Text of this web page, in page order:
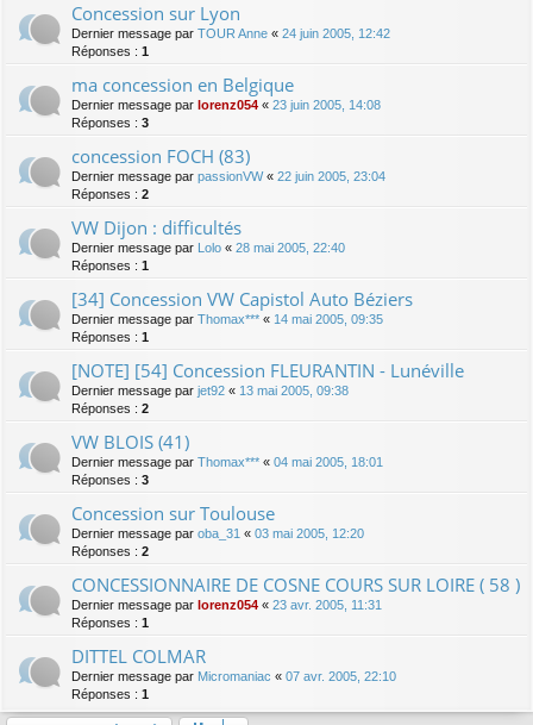
Concession sur Lyon
Dernier message par TOUR Anne « 24 juin 2005, 12:42
Réponses : 1
ma concession en Belgique
Dernier message par lorenz054 « 23 juin 2005, 14:08
Réponses : 3
concession FOCH (83)
Dernier message par passionVW« 22 juin 2005, 23:04
Réponses : 2
VW Dijon : difficultés
Dernier message par Lolo « 28 mai 2005, 22:40
Réponses : 1
[34] Concession VW Capistol Auto Béziers
Dernier message par Thomax*** « 14 mai 2005, 09:35
Réponses : 1
[NOTE] [54] Concession FLEURANTIN - Lunéville
Dernier message par jet92 « 13 mai 2005, 09:38
Réponses : 2
VW BLOIS (41)
Dernier message par Thomax*** « 04 mai 2005, 18:01
Réponses : 3
Concession sur Toulouse
Dernier message par oba_31 « 03 mai 2005, 12:20
Réponses : 2
CONCESSIONNAIRE DE COSNE COURS SUR LOIRE ( 58 )
Dernier message par lorenz054 « 23 avr. 2005, 11:31
Réponses : 1
DITTEL COLMAR
Dernier message par Micromaniac « 07 avr. 2005, 22:10
Réponses : 1